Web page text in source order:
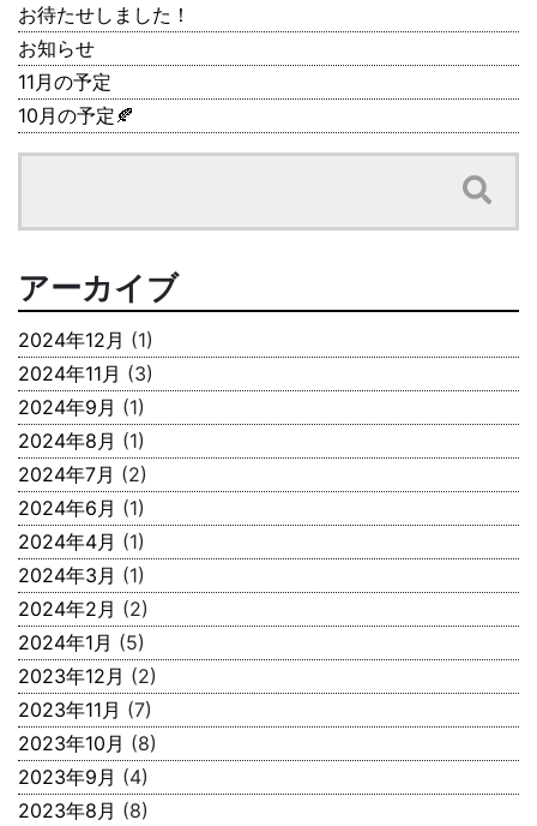
お待たせしました！
お知らせ
11月の予定
10月の予定🍂
アーカイブ
2024年12月 (1)
2024年11月 (3)
2024年9月 (1)
2024年8月 (1)
2024年7月 (2)
2024年6月 (1)
2024年4月 (1)
2024年3月 (1)
2024年2月 (2)
2024年1月 (5)
2023年12月 (2)
2023年11月 (7)
2023年10月 (8)
2023年9月 (4)
2023年8月 (8)